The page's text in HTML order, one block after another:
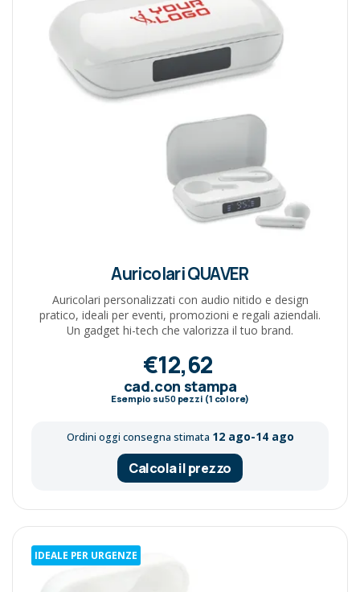
Auricolari QUAVER
Auricolari personalizzati con audio nitido e design
pratico, ideali per eventi, promozioni e regali aziendali.
Un gadget hi-tech che valorizza il tuo brand.
€12,62
cad.con stampa
Esempio su50pezzi (1 colore)
Ordini oggi consegna stimata 12 ago-14 ago
Calcola il prezzo
IDEALE PER URGENZE